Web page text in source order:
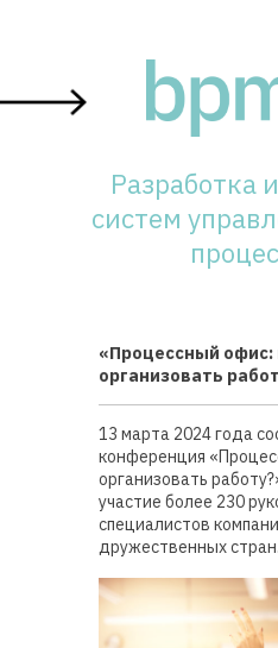
content
Разработка
систем
«Процессный офис:
организовать
13 марта 2024 года
конференция
организовать
участие более 230
специалистов
дружественных стран.